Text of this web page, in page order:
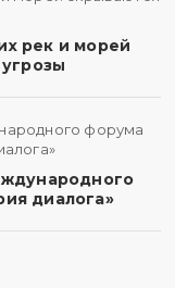
рек и морей
диалога»